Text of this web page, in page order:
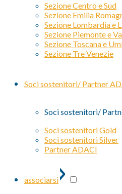
Sezione Centro e Sud
Sezione Emilia
Sezione Lombardia e
Sezione Piemonte e
Sezione Toscana e
Sezione Tre Venezie
Soci sostenitori/ Partner
Soci sostenitori/
Soci sostenitori Gold
Soci sostenitori Silver
Partner ADACI
associarsi›